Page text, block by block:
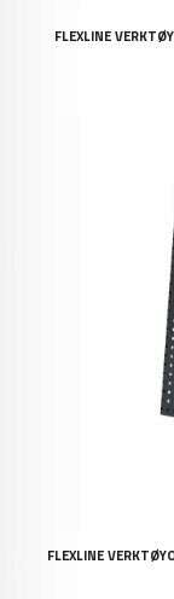
FLEXLINE
FLEXLINE